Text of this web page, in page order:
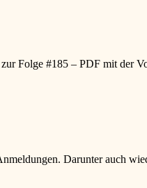
Folge #185 – PDF mit der
Darunter auch